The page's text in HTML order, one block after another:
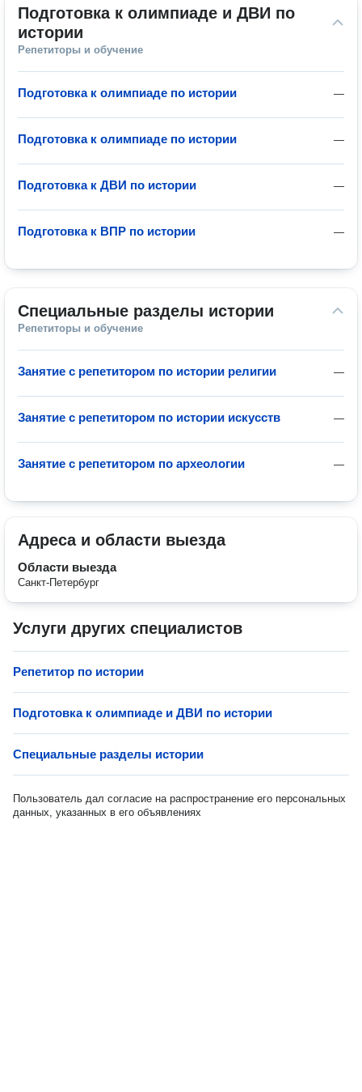
Подготовка к олимпиаде и ДВИ по
истории
Репетиторы и обучение
—
Подготовка к олимпиаде по истории
—
Подготовка к олимпиаде по истории
—
Подготовка к ДВИ по истории
—
Подготовка к ВПР по истории
Специальные разделы истории
Репетиторы и обучение
—
Занятие с репетитором по истории религии
—
Занятие с репетитором по истории искусств
—
Занятие с репетитором по археологии
Адреса и области выезда
Области выезда
Санкт-Петербург
Услуги других специалистов
Репетитор по истории
Подготовка к олимпиаде и ДВИ по истории
Специальные разделы истории
Пользователь дал согласие на распространение его персональных
данных, указанных в его объявлениях